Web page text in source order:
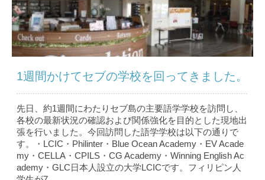
1週間かけてセブの学校を回ってきました。
先日、約1週間にわたりセブ島の主要語学学校を訪問し、
各校の最新状況の確認および関係強化を目的とした現地出
張を行いました。今回訪問した語学学校は以下の通りで
す。・LCIC・Philinter・Blue Ocean Academy・EV Acade
my・CELLA・CPILS・CG Academy・Winning English Ac
ademy・GLC日本人設立の大学LCICです。フィリピン人